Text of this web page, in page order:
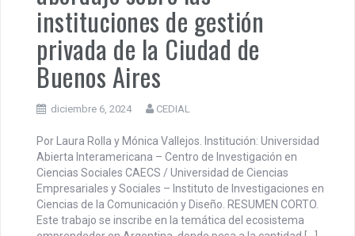
instituciones de gestión
privada de la Ciudad de
Buenos Aires
diciembre 6, 2024 CEDIAL
Por Laura Rolla y Mónica Vallejos. Institución: Universidad
Abierta Interamericana – Centro de Investigación en
Ciencias Sociales CAECS / Universidad de Ciencias
Empresariales y Sociales – Instituto de Investigaciones en
Ciencias de la Comunicación y Diseño. RESUMEN CORTO.
Este trabajo se inscribe en la temática del ecosistema